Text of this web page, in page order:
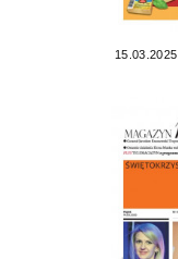
15.03.2025